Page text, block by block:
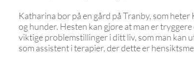
Katharina bor på en gård på Tranby, som
og hunder. Hesten kan gjøre at man er
viktige problemstillinger i ditt liv, som man kan
som assistent i terapier, der dette er